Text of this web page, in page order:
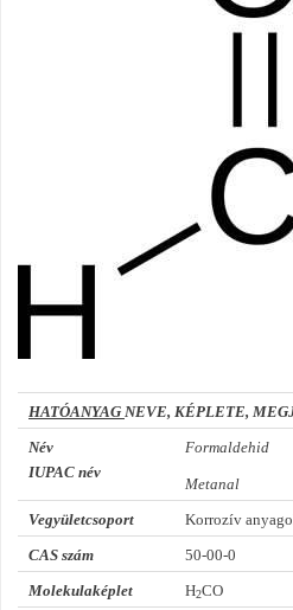
HATÓANYAG NEVE, KÉPLETE,
Név
IUPAC név
Formaldehid
Metanal
Vegyületcsoport
Korrozív
CAS szám
50-00-0
Molekulaképlet
H2CO